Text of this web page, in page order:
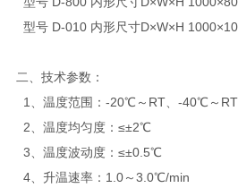
型号 D-010 内形尺寸D×W×H
二、技术参数：
1、温度范围：-20℃～RT、-40℃～
2、温度均匀度：≤±2℃
3、温度波动度：≤±0.5℃
4、升温速率：1.0～3.0℃/min